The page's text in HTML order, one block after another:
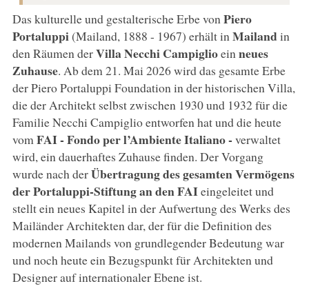
Das kulturelle und gestalterische Erbe von Piero
Portaluppi(Mailand, 1888 - 1967) erhält in Mailandin
den Räumen derVilla Necchi Campiglioein neues
Zuhause. Ab dem 21. Mai 2026 wird das gesamte Erbe
der Piero Portaluppi Foundation in der historischen Villa,
die der Architekt selbst zwischen 1930 und 1932 für die
Familie Necchi Campiglio entworfen hat und die heute
vom FAI - Fondo per l’Ambiente Italiano - verwaltet
wird, ein dauerhaftes Zuhause finden. Der Vorgang
wurde nach derÜbertragung des gesamten Vermögens
der Portaluppi-Stiftung an den FAIeingeleitet und
stellt ein neues Kapitel in der Aufwertung des Werks des
Mailänder Architekten dar, der für die Definition des
modernen Mailands von grundlegender Bedeutung war
und noch heute ein Bezugspunkt für Architekten und
Designer auf internationaler Ebene ist.